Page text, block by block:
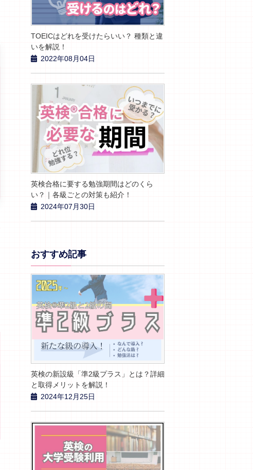
TOEICはどれを受けたらいい？ 種類と違
いを解説！
2022年08月04日
英検合格に要する勉強期間はどのくら
い？｜各級ごとの対策も紹介！
2024年07月30日
おすすめ記事
英検の新設級「準2級プラス」とは？詳細
と取得メリットを解説！
2024年12月25日